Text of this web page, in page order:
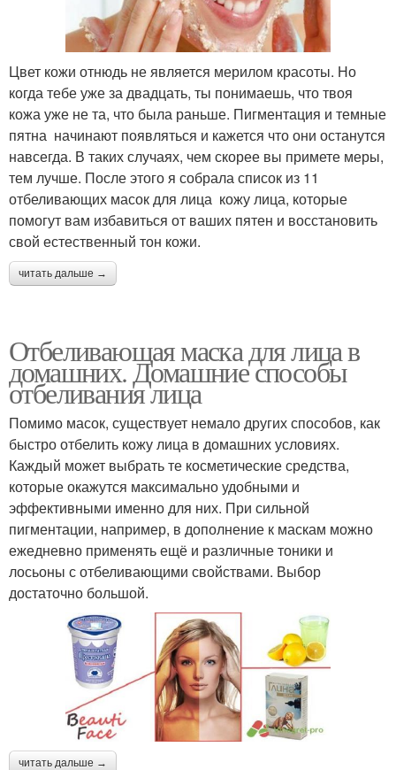
Цвет кожи отнюдь не является мерилом красоты. Но
когда тебе уже за двадцать, ты понимаешь, что твоя
кожа уже не та, что была раньше. Пигментация и темные
пятна начинают появляться и кажется что они останутся
навсегда. В таких случаях, чем скорее вы примете меры,
тем лучше. После этого я собрала список из 11
отбеливающих масок для лица кожу лица, которые
помогут вам избавиться от ваших пятен и восстановить
свой естественный тон кожи.
читать дальше →
Отбеливающая маска для лица в
домашних. Домашние способы
отбеливания лица
Помимо масок, существует немало других способов, как
быстро отбелить кожу лица в домашних условиях.
Каждый может выбрать те косметические средства,
которые окажутся максимально удобными и
эффективными именно для них. При сильной
пигментации, например, в дополнение к маскам можно
ежедневно применять ещё и различные тоники и
лосьоны с отбеливающими свойствами. Выбор
достаточно большой.
читать дальше →